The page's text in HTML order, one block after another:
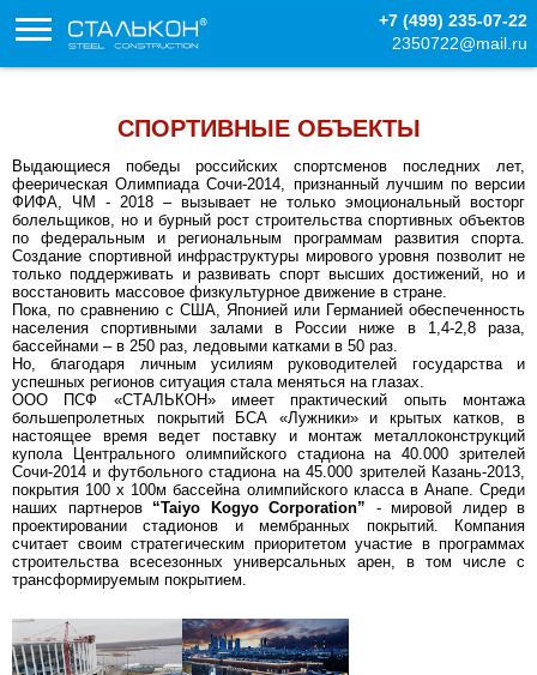
+7 (499) 235-07-22
2350722@mail.ru
СПОРТИВНЫЕ ОБЪЕКТЫ
Выдающиеся победы российских спортсменов последних лет,
феерическая Олимпиада Сочи-2014, признанный лучшим по версии
ФИФА, ЧМ - 2018 – вызывает не только эмоциональный восторг
болельщиков, но и бурный рост строительства спортивных объектов
по федеральным и региональным программам развития спорта.
Создание спортивной инфраструктуры мирового уровня позволит не
только поддерживать и развивать спорт высших достижений, но и
восстановить массовое физкультурное движение в стране.
Пока, по сравнению с США, Японией или Германией обеспеченность
населения спортивными залами в России ниже в 1,4-2,8 раза,
бассейнами – в 250 раз, ледовыми катками в 50 раз.
Но, благодаря личным усилиям руководителей государства и
успешных регионов ситуация стала меняться на глазах.
ООО ПСФ «СТАЛЬКОН» имеет практический опыть монтажа
большепролетных покрытий БСА «Лужники» и крытых катков, в
настоящее время ведет поставку и монтаж металлоконструкций
купола Центрального олимпийского стадиона на 40.000 зрителей
Сочи-2014 и футбольного стадиона на 45.000 зрителей Казань-2013,
покрытия 100 х 100м бассейна олимпийского класса в Анапе. Среди
наших партнеров “Taiyo Kogyo Corporation” - мировой лидер в
проектировании стадионов и мембранных покрытий. Компания
считает своим стратегическим приоритетом участие в программах
строительства всесезонных универсальных арен, в том числе с
трансформируемым покрытием.